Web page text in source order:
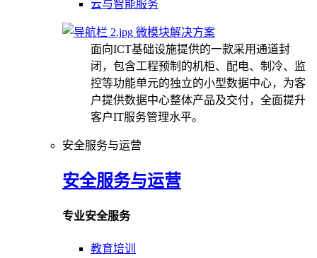
云与智能服务
微模块解决方案
面向ICT基础设施提供的一款采用通道封
闭，包含工程预制的机柜、配电、制冷、监
控等功能单元的独立的小型数据中心，为客
户提供数据中心整体产品及交付，全面提升
客户IT服务管理水平。
安全服务与运营
安全服务与运营
专业安全服务
教育培训